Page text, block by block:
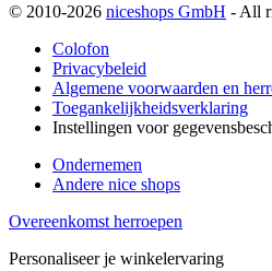
© 2010-2026 niceshops GmbH - All
Colofon
Privacybeleid
Algemene voorwaarden en
Toegankelijkheidsverklaring
Instellingen voor
Ondernemen
Andere nice shops
Overeenkomst herroepen
Personaliseer je winkelervaring